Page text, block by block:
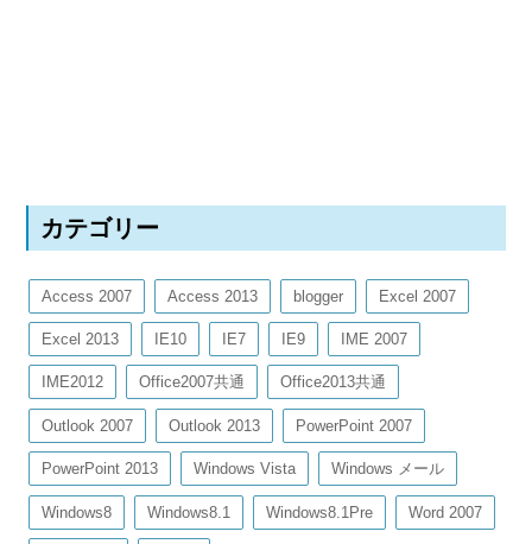
カテゴリー
Access 2007 Access 2013 blogger Excel 2007
Excel 2013 IE10 IE7 IE9 IME 2007
IME2012 Office2007共通 Office2013共通
Outlook 2007 Outlook 2013 PowerPoint 2007
PowerPoint 2013 Windows Vista Windows メール
Windows8 Windows8.1 Windows8.1Pre Word 2007